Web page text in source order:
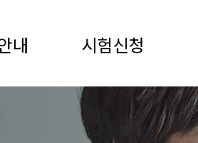
내 시험신청